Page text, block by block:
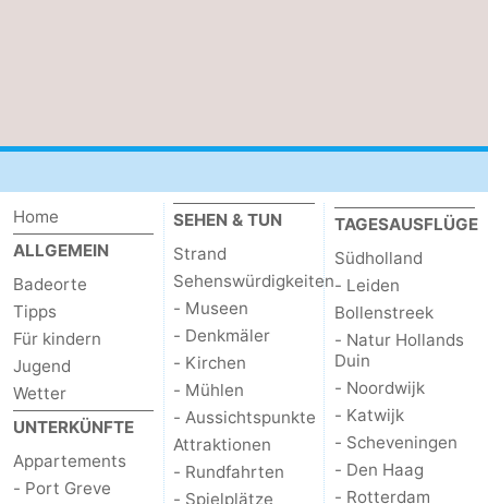
Duin
Katwijk
-
Scheveningen
-
Den
Haag
-
Rotterdam
-
Rockanje
Zeeland
Schouwen-
Duiveland
Home
ALLGEMEIN
Badeorte
Tipps
Für kindern
Jugend
Wetter
UNTERKÜNFTE
Appartements
- Port Greve
SEHEN & TUN
Strand
Sehenswürdigkeiten
- Museen
- Denkmäler
- Kirchen
- Mühlen
- Aussichtspunkte
Attraktionen
- Rundfahrten
- Spielplätze
TAGESAUSFLÜGE
Südholland
- Leiden
Bollenstreek
- Natur Hollands
Duin
- Noordwijk
- Katwijk
- Scheveningen
- Den Haag
- Rotterdam